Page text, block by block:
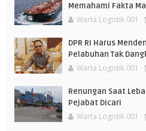
Memahami Fakta
Warta Logistik 001
DPR RI Harus
Pelabuhan Tak
Warta Logistik 001
Renungan Saat
Pejabat Dicari
Warta Logistik 001